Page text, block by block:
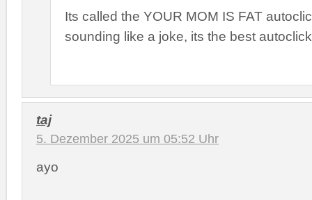
Its called the YOUR MOM IS FAT
sounding like a joke, its the best
taj
5. Dezember 2025 um 05:52 Uhr
ayo